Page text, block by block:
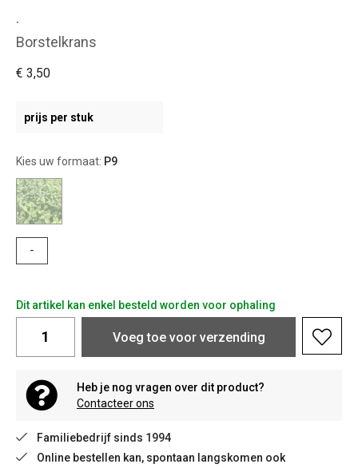
.
Borstelkrans
€ 3,50
prijs per stuk
Kies uw formaat: P9
-
Dit artikel kan enkel besteld worden voor ophaling
Voeg toe voor verzending
Heb je nog vragen over dit product?
Contacteer ons
Familiebedrijf sinds 1994
Online bestellen kan, spontaan langskomen ook